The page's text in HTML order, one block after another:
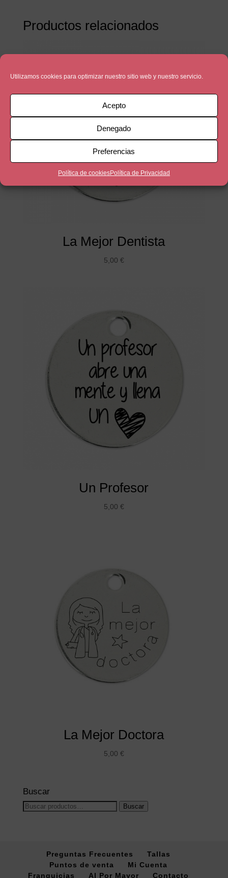
Utilizamos cookies para optimizar nuestro sitio web y nuestro servicio.
Acepto
Denegado
Preferencias
Política de cookiesPolítica de Privacidad
Productos relacionados
La Mejor Dentista
5,00 €
Un Profesor
5,00 €
La Mejor Doctora
5,00 €
Buscar
Buscar
Buscar
Preguntas Frecuentes
Tallas
Puntos de venta
Mi Cuenta
Franquicias
Al Por Mayor Contacto